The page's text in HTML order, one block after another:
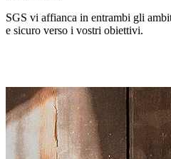
SGS vi affianca in entrambi gli
e sicuro verso i vostri obiettivi.